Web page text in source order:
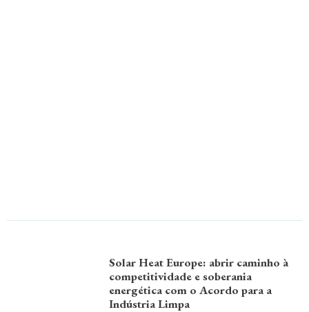
Solar Heat Europe: abrir caminho à
competitividade e soberania
energética com o Acordo para a
Indústria Limpa